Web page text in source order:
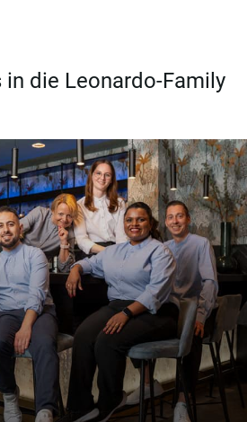
in die Leonardo-Family